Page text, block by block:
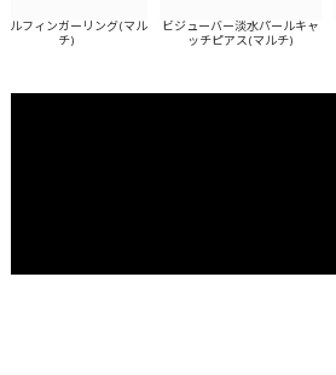
フィンガーリング(マル
チ)
ビジューバー淡水パールキャ
ッチピアス(マルチ)